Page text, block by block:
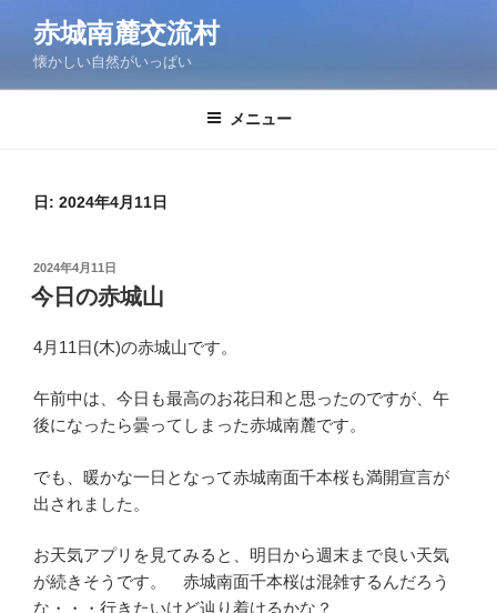
ン
赤城南麓交流村
懐かしい自然がいっぱい
メニュー
日: 2024年4月11日
投
稿
日:
2024年4月11日
今日の赤城山
4月11日(木)の赤城山です。
午前中は、今日も最高のお花日和と思ったのですが、午
後になったら曇ってしまった赤城南麓です。
でも、暖かな一日となって赤城南面千本桜も満開宣言が
出されました。
お天気アプリを見てみると、明日から週末まで良い天気
が続きそうです。 赤城南面千本桜は混雑するんだろう
な・・・行きたいけど辿り着けるかな？